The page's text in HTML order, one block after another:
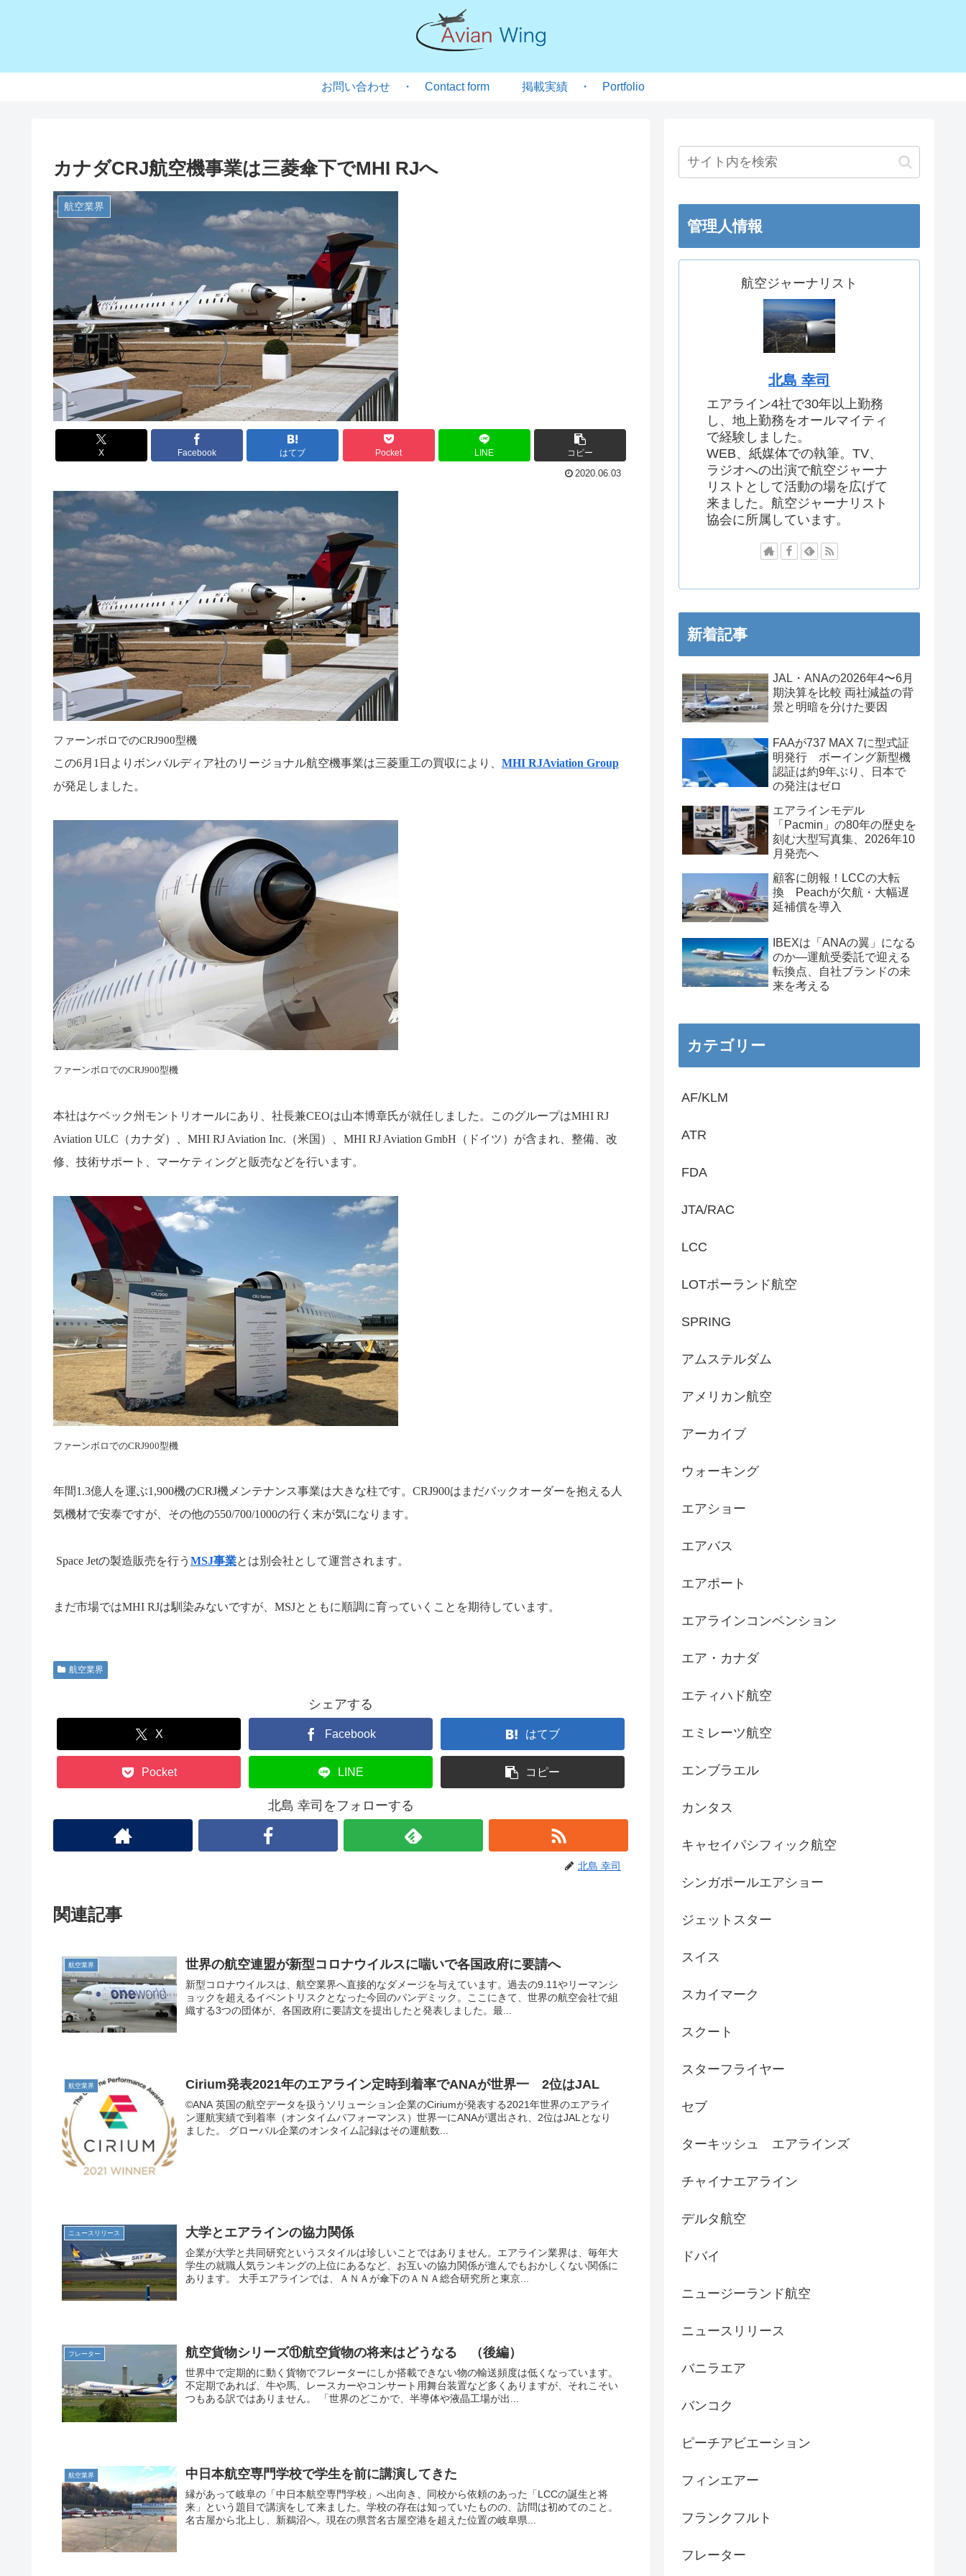
お問い合わせ ・ Contact form 掲載実績 ・ Portfolio
カナダCRJ航空機事業は三菱傘下でMHI RJへ
航空業界
X Facebook はてブ Pocket LINE コピー
2020.06.03
ファーンボロでのCRJ900型機
この6月 1 日よりボンバルディア社のリージョナル航空機事業は三菱重工の買収により、 MHI RJAviation Group
が発足しました。
ファーンボロでのCRJ900型機
本社はケベック州モントリオールにあり、社長兼CEOは山本博章氏が就任しました。このグループはMHI RJ
Aviation ULC （カナダ）、 MHI RJ Aviation Inc. （米国）、 MHI RJ Aviation GmbH （ドイツ）が含まれ、整備、改
修、技術サポート、マーケティングと販売などを行います。
ファーンボロでのCRJ900型機
年間1.3億人を運ぶ1,900機のCRJ機メンテナンス事業は大きな柱です。 CRJ900はまだバックオーダーを抱える人
気機材で安泰ですが、その他の550/700/1000の行く末が気になります。
Space Jetの製造販売を行う MSJ事業とは別会社として運営されます。
まだ市場ではMHI RJは馴染みないですが、 MSJとともに順調に育っていくことを期待しています。
航空業界
シェアする
X Facebook はてブ
Pocket LINE コピー
北島 幸司をフォローする
北島 幸司
関連記事
航空業界 世界の航空連盟が新型コロナウイルスに喘いで各国政府に要請へ
新型コロナウイルスは、航空業界へ直接的なダメージを与えています。過去の9.11やリーマンシ
ョックを超えるイベントリスクとなった今回のパンデミック。ここにきて、世界の航空会社で組
織する3つの団体が、各国政府に要請文を提出したと発表しました。最...
航空業界 Cirium発表2021年のエアライン定時到着率でANAが世界一 2位はJAL
©ANA 英国の航空データを扱うソリューション企業のCiriumが発表する2021年世界のエアライ
ン運航実績で到着率（オンタイムパフォーマンス）世界一にANAが選出され、2位はJALとなり
ました。 グローバル企業のオンタイム記録はその運航数...
ニュースリリース 大学とエアラインの協力関係
企業が大学と共同研究というスタイルは珍しいことではありません。エアライン業界は、毎年大
学生の就職人気ランキングの上位にあるなど、お互いの協力関係が進んでもおかしくない関係に
あります。 大手エアラインでは、ＡＮＡが傘下のＡＮＡ総合研究所と東京...
フレーター 航空貨物シリーズ⑪航空貨物の将来はどうなる （後編）
世界中で定期的に動く貨物でフレーターにしか搭載できない物の輸送頻度は低くなっています。
不定期であれば、牛や馬、レースカーやコンサート用舞台装置など多くありますが、それこそい
つもある訳ではありません。 「世界のどこかで、半導体や液晶工場が出...
航空業界 中日本航空専門学校で学生を前に講演してきた
縁があって岐阜の「中日本航空専門学校」へ出向き、同校から依頼のあった「LCCの誕生と将
来」という題目で講演をして来ました。学校の存在は知っていたものの、訪問は初めてのこと。
名古屋から北上し、新鵜沼へ。現在の県営名古屋空港を超えた位置の岐阜県...
管理人情報
航空ジャーナリスト
北島 幸司
エアライン4社で30年以上勤務
し、地上勤務をオールマイティ
で経験しました。
WEB、紙媒体での執筆。TV、
ラジオへの出演で航空ジャーナ
リストとして活動の場を広げて
来ました。航空ジャーナリスト
協会に所属しています。
新着記事
JAL・ANAの2026年4〜6月
期決算を比較 両社減益の背
景と明暗を分けた要因
FAAが737 MAX 7に型式証
明発行 ボーイング新型機
認証は約9年ぶり、日本で
の発注はゼロ
エアラインモデル
「Pacmin」の80年の歴史を
刻む大型写真集、2026年10
月発売へ
顧客に朗報！LCCの大転
換 Peachが欠航・大幅遅
延補償を導入
IBEXは「ANAの翼」になる
のか―運航受委託で迎える
転換点、自社ブランドの未
来を考える
カテゴリー
AF/KLM
ATR
FDA
JTA/RAC
LCC
LOTポーランド航空
SPRING
アムステルダム
アメリカン航空
アーカイブ
ウォーキング
エアショー
エアバス
エアポート
エアラインコンベンション
エア・カナダ
エティハド航空
エミレーツ航空
エンブラエル
カンタス
キャセイパシフィック航空
シンガポールエアショー
ジェットスター
スイス
スカイマーク
スクート
スターフライヤー
セブ
ターキッシュ エアラインズ
チャイナエアライン
デルタ航空
ドバイ
ニュージーランド航空
ニュースリリース
バニラエア
バンコク
ピーチアビエーション
フィンエアー
フランクフルト
フレーター